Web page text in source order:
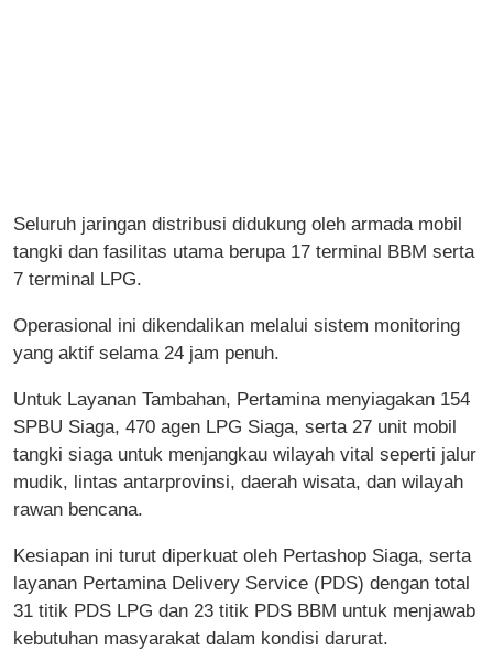
Seluruh jaringan distribusi didukung oleh armada mobil
tangki dan fasilitas utama berupa 17 terminal BBM serta
7 terminal LPG.
Operasional ini dikendalikan melalui sistem monitoring
yang aktif selama 24 jam penuh.
Untuk Layanan Tambahan, Pertamina menyiagakan 154
SPBU Siaga, 470 agen LPG Siaga, serta 27 unit mobil
tangki siaga untuk menjangkau wilayah vital seperti jalur
mudik, lintas antarprovinsi, daerah wisata, dan wilayah
rawan bencana.
Kesiapan ini turut diperkuat oleh Pertashop Siaga, serta
layanan Pertamina Delivery Service (PDS) dengan total
31 titik PDS LPG dan 23 titik PDS BBM untuk menjawab
kebutuhan masyarakat dalam kondisi darurat.